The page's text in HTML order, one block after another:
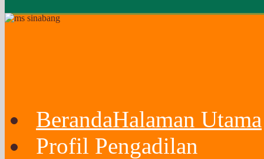
BerandaHalaman Utama
Profil Pengadilan